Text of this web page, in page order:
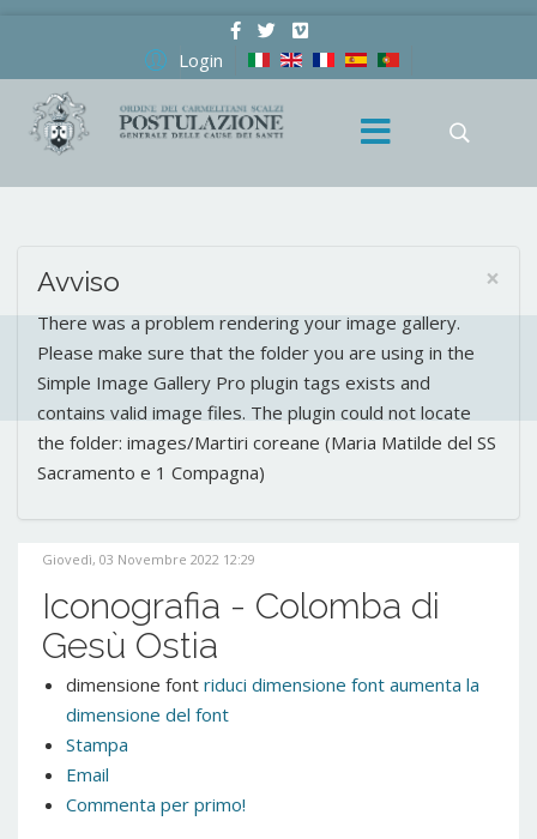
Login
×
Avviso
There was a problem rendering your image gallery.
Please make sure that the folder you are using in the
Simple Image Gallery Pro plugin tags exists and
contains valid image files. The plugin could not locate
the folder: images/Martiri coreane (Maria Matilde del SS
Sacramento e 1 Compagna)
Giovedì, 03 Novembre 2022 12:29
Iconografia - Colomba di
Gesù Ostia
dimensione font riduci dimensione font aumenta la
dimensione del font
Stampa
Email
Commenta per primo!